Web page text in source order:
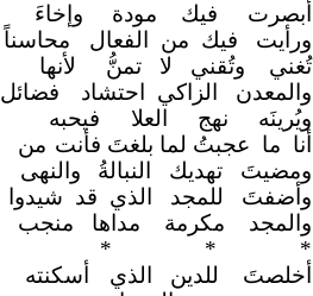
أبصرت فيك مودة
وإخاءَ
ورأيت فيك من الفعال
محاسناً
تُغني وتُقني لا تمنُّ
لأنها
والمعدن الزاكي احتشاد
فضائل
ويُرينَه نهج العلا
فيحبه
أنا ما عجبتُ لما بلغتَ فأنت من
ومضيتَ تهديك النبالةُ
والنهى
وأضفتَ للمجد الذي قد شيدوا
والمجد مكرمة مداها منجب
* *
*
أخلصتَ للدين الذي
أسكنته